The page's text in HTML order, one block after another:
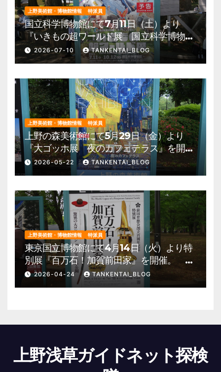
上野美術館・博物館情報 特派員
国立科学博物館にて7月11日（土）より
『いきもの超ワールド展 国立科学博物館
×ダーウィンが来た！』を開催。 上野公
園 美術館・博物館 混雑情報他
2026-07-10 TANKENTAI_BLOG
上野美術館・博物館情報 特派員
上野の森美術館にて5月29日（金）より
『大ゴッホ展 夜のカフェテラス』を開
催。 上野公園 美術館・博物館 混雑情
報他
2026-05-22 TANKENTAI_BLOG
上野美術館・博物館情報 特派員
東京国立博物館にて4月14日（火）より特
別展『百万石！加賀前田家』を開催。 上
野公園 美術館・博物館 混雑情報他
2026-04-24 TANKENTAI_BLOG
上野浅草ガイドネット探検